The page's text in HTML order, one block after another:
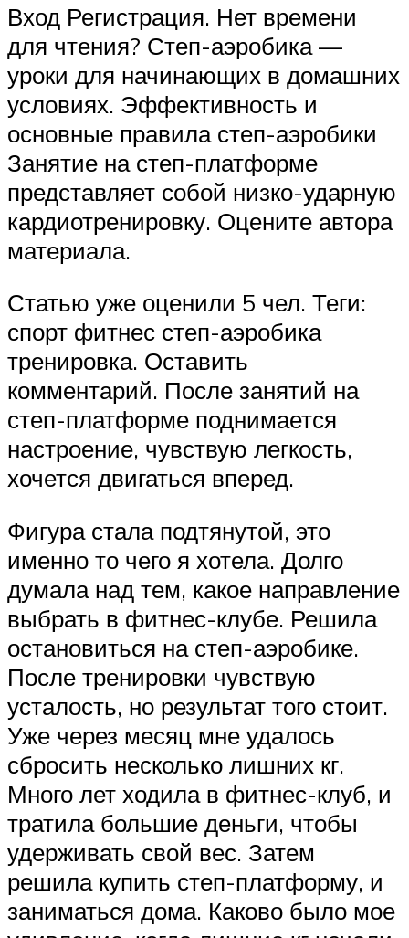
Вход Регистрация. Нет времени
для чтения? Степ-аэробика —
уроки для начинающих в домашних
условиях. Эффективность и
основные правила степ-аэробики
Занятие на степ-платформе
представляет собой низко-ударную
кардиотренировку. Оцените автора
материала.
Статью уже оценили 5 чел. Теги:
спорт фитнес степ-аэробика
тренировка. Оставить
комментарий. После занятий на
степ-платформе поднимается
настроение, чувствую легкость,
хочется двигаться вперед.
Фигура стала подтянутой, это
именно то чего я хотела. Долго
думала над тем, какое направление
выбрать в фитнес-клубе. Решила
остановиться на степ-аэробике.
После тренировки чувствую
усталость, но результат того стоит.
Уже через месяц мне удалось
сбросить несколько лишних кг.
Много лет ходила в фитнес-клуб, и
тратила большие деньги, чтобы
удерживать свой вес. Затем
решила купить степ-платформу, и
заниматься дома. Каково было мое